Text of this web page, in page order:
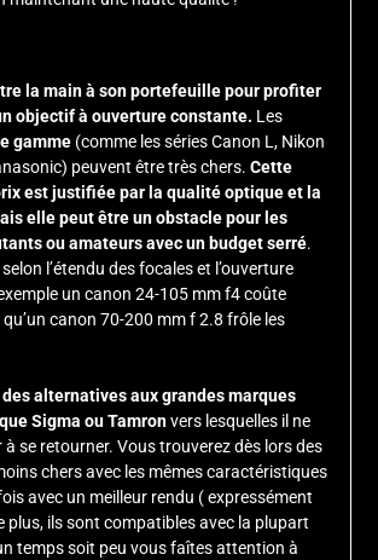
la main à son portefeuille pour profiter
objectif à ouverture constante. Les
gamme(comme les séries Canon L, Nikon
peuvent être très chers. Cette
est justifiée par la qualité optique et la
elle peut être un obstacle pour les
ou amateurs avec un budget serré.
l’étendu des focales et l’ouverture
un canon 24-105 mm f4 coûte
canon 70-200 mm f 2.8 frôle les
des alternatives aux grandes marques
Sigma ou Tamronvers lesquelles il ne
se retourner. Vous trouverez dès lors des
chers avec les mêmes caractéristiques
avec un meilleur rendu ( expressément
plus, ils sont compatibles avec la plupart
temps soit peu vous faîtes attention à